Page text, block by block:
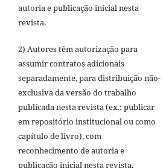
autoria e publicação inicial nesta
revista.
2) Autores têm autorização para
assumir contratos adicionais
separadamente, para distribuição não-
exclusiva da versão do trabalho
publicada nesta revista (ex.: publicar
em repositório institucional ou como
capítulo de livro), com
reconhecimento de autoria e
publicação inicial nesta revista.